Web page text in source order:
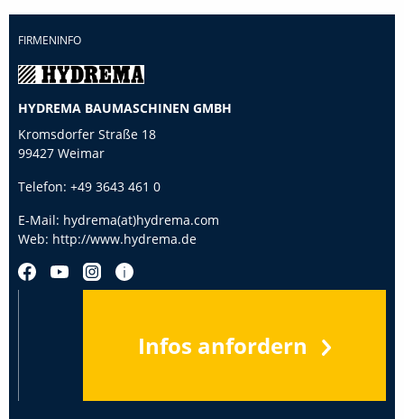
FIRMENINFO
HYDREMA BAUMASCHINEN GMBH
Kromsdorfer Straße 18
99427 Weimar
Telefon: +49 3643 461 0
E-Mail: hydrema(at)hydrema.com
Web: http://www.hydrema.de
Infos anfordern